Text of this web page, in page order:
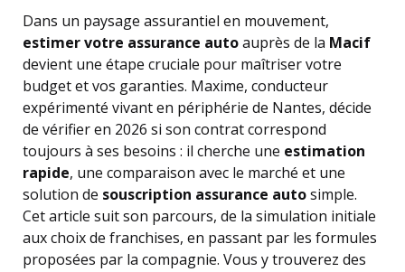
Dans un paysage assurantiel en mouvement,
estimer votre assurance autoauprès de la Macif
devient une étape cruciale pour maîtriser votre
budget et vos garanties. Maxime, conducteur
expérimenté vivant en périphérie de Nantes, décide
de vérifier en 2026 si son contrat correspond
toujours à ses besoins : il cherche une estimation
rapide, une comparaison avec le marché et une
solution de souscription assurance autosimple.
Cet article suit son parcours, de la simulation initiale
aux choix de franchises, en passant par les formules
proposées par la compagnie. Vous y trouverez des